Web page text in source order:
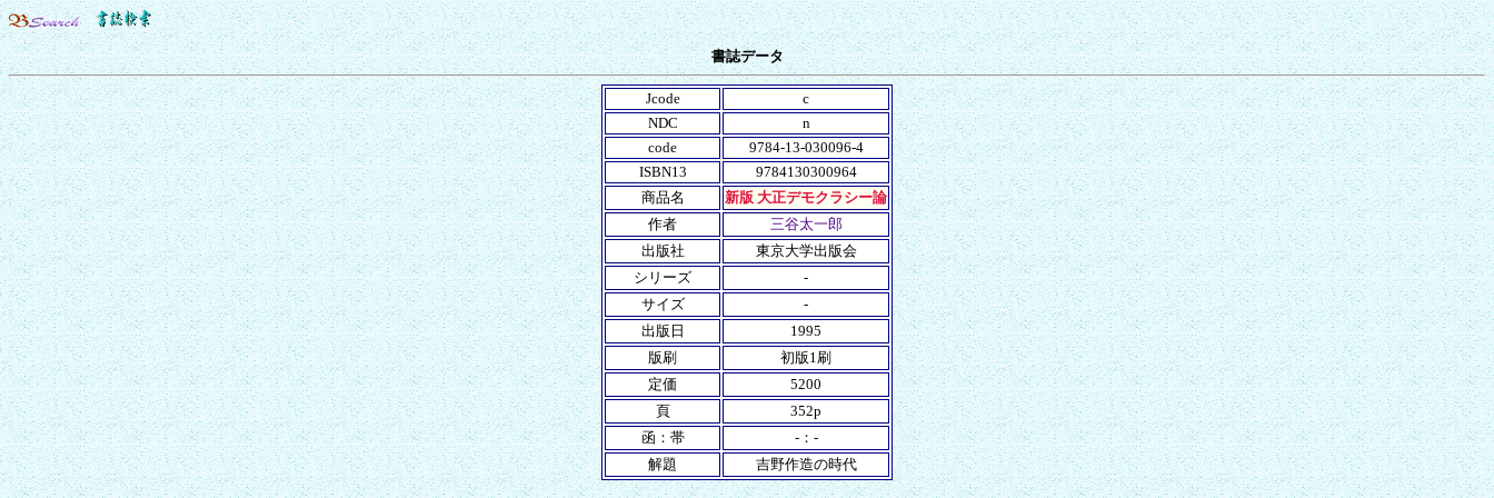
書誌データ
Jcode
c
NDC
n
code
9784-13-030096-4
ISBN13
9784130300964
商品名
新版 大正デモクラシー論
作者
三谷太一郎
出版社
東京大学出版会
シリーズ
-
サイズ
-
出版日
1995
版刷
初版1刷
定価
5200
頁
352p
函：帯
-：-
解題
吉野作造の時代